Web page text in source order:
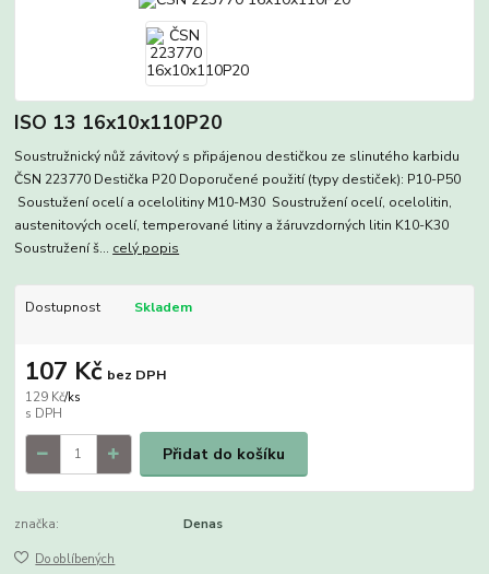
ISO 13 16x10x110P20
Soustružnický nůž závitový s připájenou destičkou ze slinutého karbidu
ČSN 223770 Destička P20 Doporučené použití (typy destiček): P10-P50
Soustužení ocelí a ocelolitiny M10-M30 Soustružení ocelí, ocelolitin,
austenitových ocelí, temperované litiny a žáruvzdorných litin K10-K30
Soustružení š... celý popis
Dostupnost Skladem
129 Kč/ks
107 Kč bez DPH
Přidat do košíku
značka: Denas
Do oblíbených